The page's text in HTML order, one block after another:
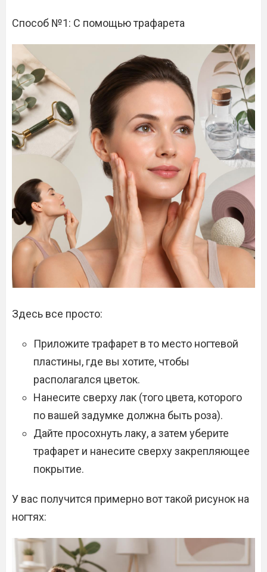
Способ №1: С помощью трафарета
Здесь все просто:
Приложите трафарет в то место ногтевой
пластины, где вы хотите, чтобы
располагался цветок.
Нанесите сверху лак (того цвета, которого
по вашей задумке должна быть роза).
Дайте просохнуть лаку, а затем уберите
трафарет и нанесите сверху закрепляющее
покрытие.
У вас получится примерно вот такой рисунок на
ногтях: